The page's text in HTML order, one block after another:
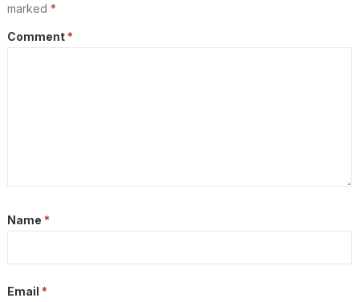
marked *
Comment *
Name *
Email *